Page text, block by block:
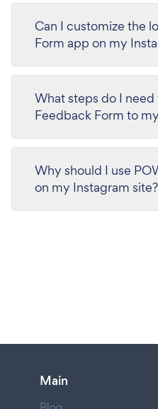
Can I customize the
Form app on my
What steps do I
Feedback Form to
Why should I use
on my Instagram site?
Main